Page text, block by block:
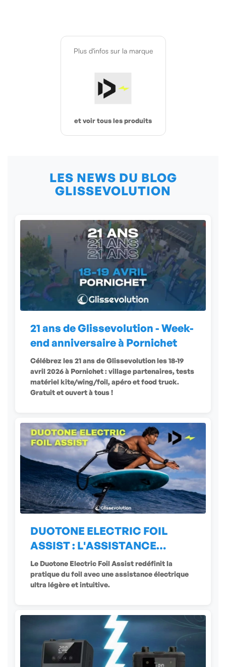
Plus d'infos sur la marque
et voir tous les produits
LES NEWS DU BLOG
GLISSEVOLUTION
21 ans de Glissevolution - Week-
end anniversaire à Pornichet
Célébrez les 21 ans de Glissevolution les 18-19
avril 2026 à Pornichet : village partenaires, tests
matériel kite/wing/foil, apéro et food truck.
Gratuit et ouvert à tous !
DUOTONE ELECTRIC FOIL
ASSIST : L'ASSISTANCE
ÉLECTRIQUE
Le Duotone Electric Foil Assist redéfinit la
pratique du foil avec une assistance électrique
ultra légère et intuitive.